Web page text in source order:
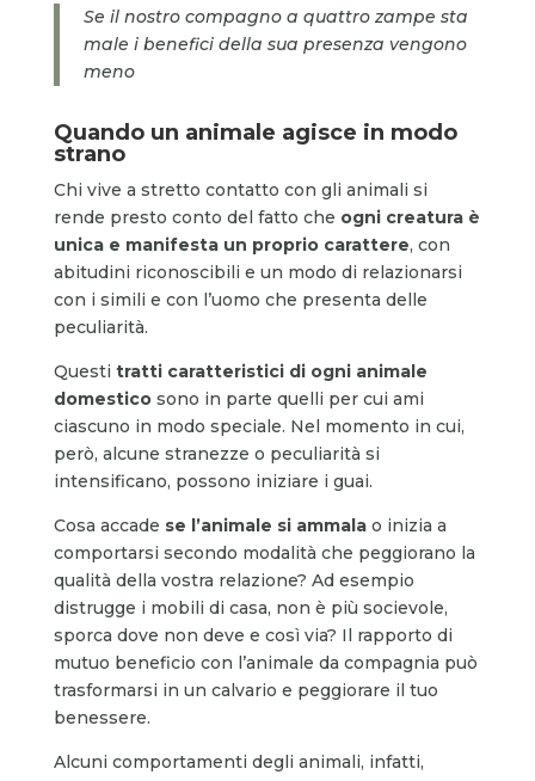
Se il nostro compagno a quattro zampe sta
male i benefici della sua presenza vengono
meno
Quando un animale agisce in modo
strano
Chi vive a stretto contatto con gli animali si
rende presto conto del fatto che ogni creatura è
unica e manifesta un proprio carattere, con
abitudini riconoscibili e un modo di relazionarsi
con i simili e con l’uomo che presenta delle
peculiarità.
Questi tratti caratteristici di ogni animale
domesticosono in parte quelli per cui ami
ciascuno in modo speciale. Nel momento in cui,
però, alcune stranezze o peculiarità si
intensificano, possono iniziare i guai.
Cosa accade se l’animale si ammalao inizia a
comportarsi secondo modalità che peggiorano la
qualità della vostra relazione? Ad esempio
distrugge i mobili di casa, non è più socievole,
sporca dove non deve e così via? Il rapporto di
mutuo beneficio con l’animale da compagnia può
trasformarsi in un calvario e peggiorare il tuo
benessere.
Alcuni comportamenti degli animali, infatti,